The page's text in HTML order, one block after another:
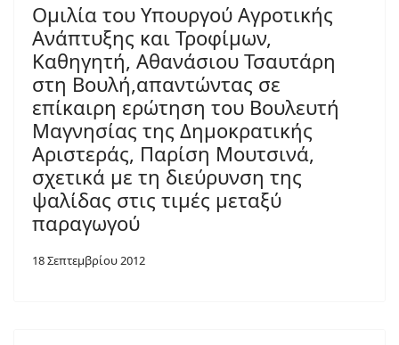
Ομιλία του Υπουργού Αγροτικής
Ανάπτυξης και Τροφίμων,
Καθηγητή, Αθανάσιου Τσαυτάρη
στη Βουλή,απαντώντας σε
επίκαιρη ερώτηση του Βουλευτή
Μαγνησίας της Δημοκρατικής
Αριστεράς, Παρίση Μουτσινά,
σχετικά με τη διεύρυνση της
ψαλίδας στις τιμές μεταξύ
παραγωγού
18 Σεπτεμβρίου 2012